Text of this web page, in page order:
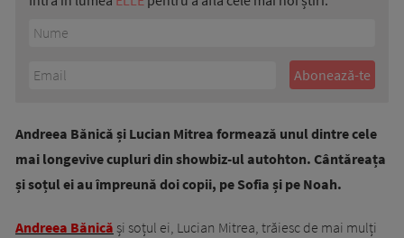
Andreea Bănică și Lucian Mitrea formează unul dintre cele
mai longevive cupluri din showbiz-ul autohton. Cântăreața
și soțul ei au împreună doi copii, pe Sofia și pe Noah.
Andreea Bănică și soțul ei, Lucian Mitrea, trăiesc de mai mulți